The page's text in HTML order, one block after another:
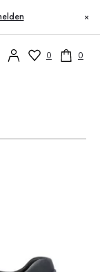
×
0 0